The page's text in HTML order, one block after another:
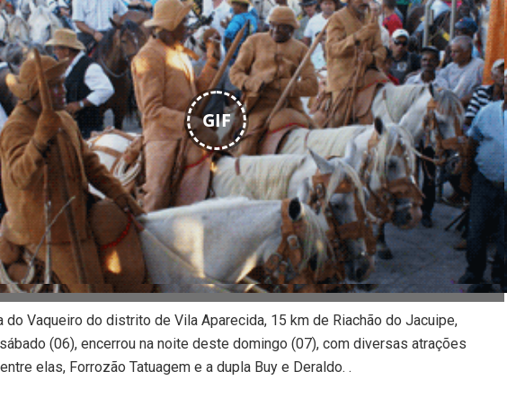
GIF
do Vaqueiro do distrito de Vila Aparecida, 15 km de Riachão do Jacuipe,
(06), encerrou na noite deste domingo (07), com diversas atrações
elas, Forrozão Tatuagem e a dupla Buy e Deraldo. .